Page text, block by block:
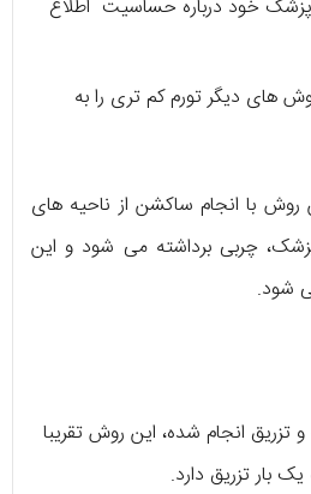
پزشک خود درباره حساسیت اطلاع
های دیگر تورم کم تری را به
روش با انجام ساکشن از ناحیه های
چربی برداشته می شود و این
شود.
تزریق انجام شده، این روش تقریبا
بار تزریق دارد.